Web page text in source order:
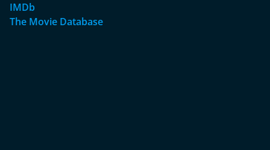
IMDb
The Movie Database